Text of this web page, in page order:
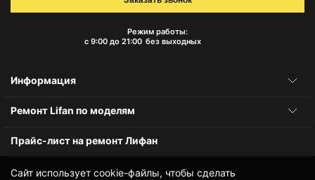
Сайт использует cookie-файлы, чтобы сделать
Режим работы:
с 9:00 до 21:00 без выходных
Информация
Ремонт Lifan по моделям
Прайс-лист на ремонт Лифан